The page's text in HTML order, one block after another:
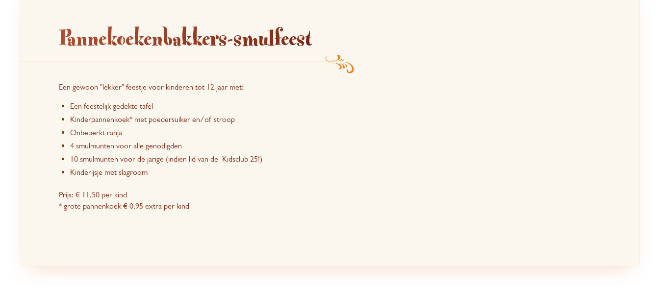
Pannekoekenbakkers-smulfeest
Een gewoon "lekker" feestje voor kinderen tot 12 jaar met:
Een feestelijk gedekte tafel
Kinderpannenkoek* met poedersuiker en/of stroop
Onbeperkt ranja
4 smulmunten voor alle genodigden
10 smulmunten voor de jarige (indien lid van de Kidsclub 25!)
Kinderijsje met slagroom
Prijs: € 11,50 per kind
* grote pannenkoek € 0,95 extra per kind